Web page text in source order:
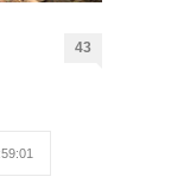
43